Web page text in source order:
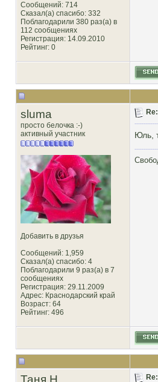
Сообщений: 714
Сказал(а) спасибо: 332
Поблагодарили 380 раз(а) в
112 сообщениях
Регистрация: 14.09.2010
Рейтинг: 0
sluma
просто белочка :-)
активный участник
Добавить в друзья
Сообщений: 1,959
Сказал(а) спасибо: 4
Поблагодарили 9 раз(а) в 7
сообщениях
Регистрация: 29.11.2009
Адрес: Краснодарский край
Возраст: 64
Рейтинг: 496
Юль,
Таня Н